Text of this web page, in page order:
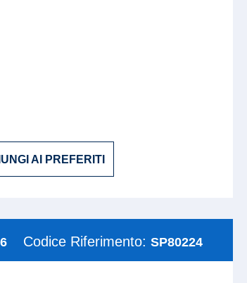
AI PREFERITI
Codice Riferimento: SP80224